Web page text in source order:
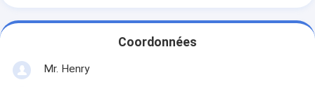
Coordonnées
Mr. Henry